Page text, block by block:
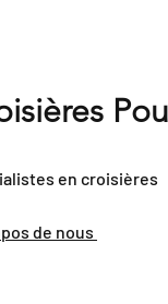
en croisières
de nous